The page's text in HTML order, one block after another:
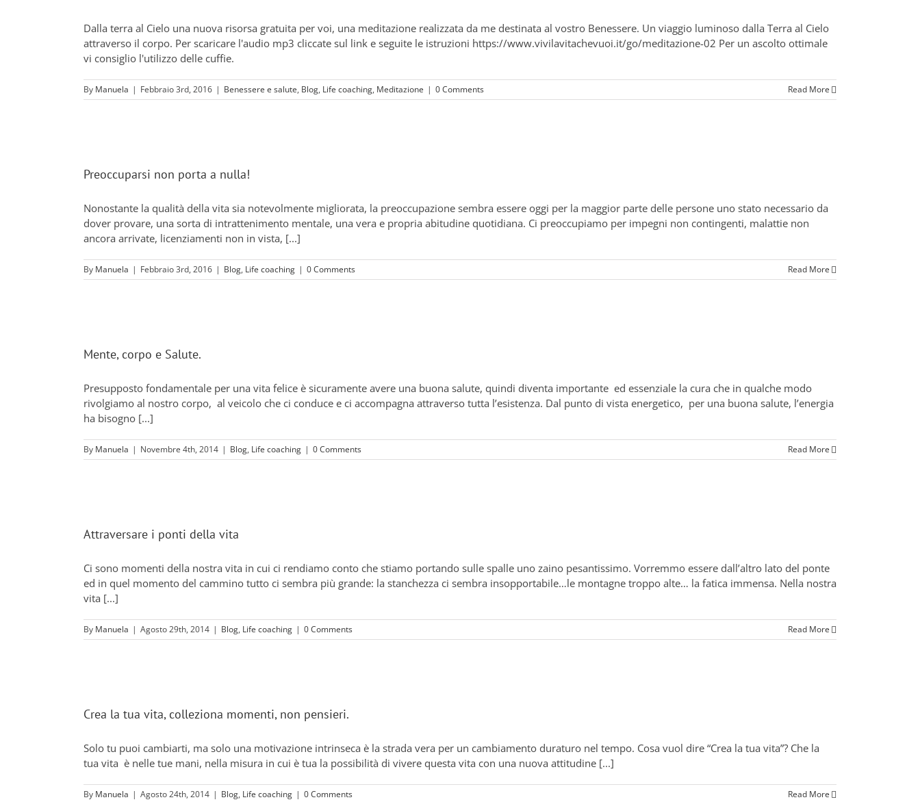
Dalla terra al Cielo una nuova risorsa gratuita per voi, una meditazione realizzata da me destinata al vostro Benessere. Un viaggio luminoso dalla Terra al Cielo
attraverso il corpo. Per scaricare l'audio mp3 cliccate sul link e seguite le istruzioni https://www.vivilavitachevuoi.it/go/meditazione-02 Per un ascolto ottimale
vi consiglio l'utilizzo delle cuffie.
By Manuela | Febbraio 3rd, 2016 | Benessere e salute, Blog, Life coaching, Meditazione | 0 Comments Read More
Preoccuparsi non porta a nulla!
Nonostante la qualità della vita sia notevolmente migliorata, la preoccupazione sembra essere oggi per la maggior parte delle persone uno stato necessario da
dover provare, una sorta di intrattenimento mentale, una vera e propria abitudine quotidiana. Ci preoccupiamo per impegni non contingenti, malattie non
ancora arrivate, licenziamenti non in vista, [...]
By Manuela | Febbraio 3rd, 2016 | Blog, Life coaching | 0 Comments Read More
Mente, corpo e Salute.
Presupposto fondamentale per una vita felice è sicuramente avere una buona salute, quindi diventa importante ed essenziale la cura che in qualche modo
rivolgiamo al nostro corpo, al veicolo che ci conduce e ci accompagna attraverso tutta l’esistenza. Dal punto di vista energetico, per una buona salute, l’energia
ha bisogno [...]
By Manuela | Novembre 4th, 2014 | Blog, Life coaching | 0 Comments Read More
Attraversare i ponti della vita
Ci sono momenti della nostra vita in cui ci rendiamo conto che stiamo portando sulle spalle uno zaino pesantissimo. Vorremmo essere dall’altro lato del ponte
ed in quel momento del cammino tutto ci sembra più grande: la stanchezza ci sembra insopportabile…le montagne troppo alte… la fatica immensa. Nella nostra
vita [...]
By Manuela | Agosto 29th, 2014 | Blog, Life coaching | 0 Comments Read More
Crea la tua vita, colleziona momenti, non pensieri.
Solo tu puoi cambiarti, ma solo una motivazione intrinseca è la strada vera per un cambiamento duraturo nel tempo. Cosa vuol dire “Crea la tua vita”? Che la
tua vita è nelle tue mani, nella misura in cui è tua la possibilità di vivere questa vita con una nuova attitudine [...]
By Manuela | Agosto 24th, 2014 | Blog, Life coaching | 0 Comments Read More